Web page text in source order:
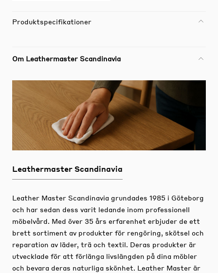
Produktspecifikationer
Om Leathermaster Scandinavia
Leathermaster Scandinavia
Leather Master Scandinavia grundades 1985 i Göteborg
och har sedan dess varit ledande inom professionell
möbelvård. Med över 35 års erfarenhet erbjuder de ett
brett sortiment av produkter för rengöring, skötsel och
reparation av läder, trä och textil. Deras produkter är
utvecklade för att förlänga livslängden på dina möbler
och bevara deras naturliga skönhet. Leather Master är